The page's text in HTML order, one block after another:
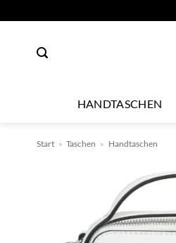
springen
HANDTASCHEN
Start » Taschen » Handtaschen